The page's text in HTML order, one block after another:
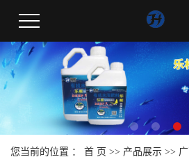
您当前的位置 ： 首 页 >> 产品展示 >>